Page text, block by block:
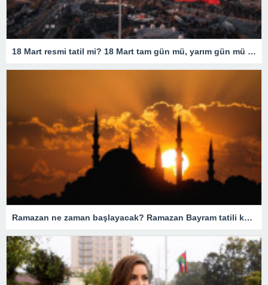
18 Mart resmi tatil mi? 18 Mart tam gün mü, yarım gün mü olacak? 18 Mart resmi tatil olarak mı geçiyor?
Ramazan ne zaman başlayacak? Ramazan Bayram tatili kaç gün? Orucun insanlar için önemi nedir?